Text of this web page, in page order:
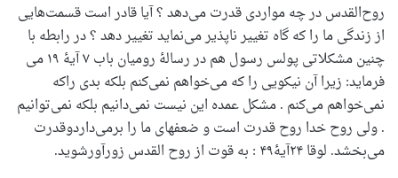
روح‌القدس در چه مواردی قدرت می‌دهد ؟ آیا قادر است قسمت‌هایی
از زندگی ما را که گاه تغییر ناپذیر می‌نماید تغییر دهد ؟ در رابطه با
چنین مشکلاتی پولس رسول هم در رسالۀ رومیان باب ۷ آیۀ ۱۹ می
فرماید: زیرا آن نیکویی را که می‌خواهم نمی‌کنم بلکه بدی راکه
نمی‌خواهم می‌کنم . مشکل عمده این نیست نمی‌دانیم بلکه نمی‌توانیم
. ولی روح خدا روح قدرت است و ضعفهای ما را برمی‌داردوقدرت
می‌بخشد. لوقا ۲۴آیۀ۴۹ : به قوت از روح القدس زورآورشوید.